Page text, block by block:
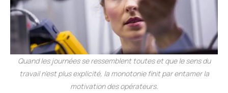
Quand les journées se ressemblent toutes et que le sens du
travail n’est plus explicité, la monotonie finit par entamer la
motivation des opérateurs.